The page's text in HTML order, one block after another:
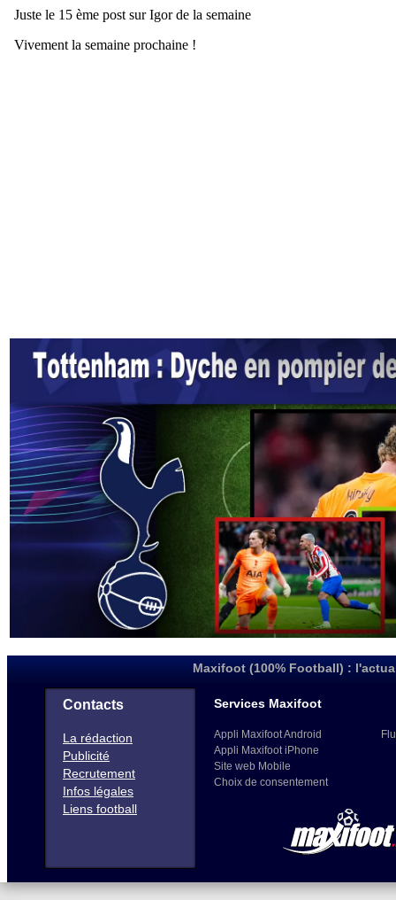
Maxifoot (100% Football) :
Contacts
La rédaction
Publicité
Recrutement
Infos légales
Liens football
Services Maxifoot
Appli Maxifoot Android
Appli Maxifoot iPhone
Site web Mobile
Choix de consentement